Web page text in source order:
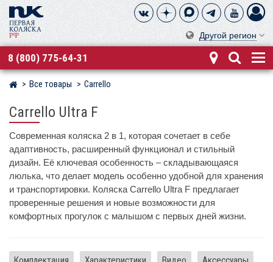
Другой регион
8 (800) 775-64-31
Магазин детских колясок
Все товары Carrello
Carrello Ultra F
Современная коляска 2 в 1, которая сочетает в себе
адаптивность, расширенный функционал и стильный
дизайн. Её ключевая особенность – складывающаяся
люлька, что делает модель особенно удобной для хранения
и транспортировки. Коляска Carrello Ultra F предлагает
проверенные решения и новые возможности для
комфортных прогулок с малышом с первых дней жизни.